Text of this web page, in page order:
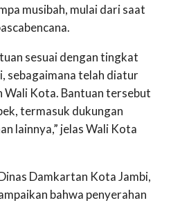
musibah, mulai dari saat
sesuai dengan tingkat
sebagaimana telah diatur
Wali Kota. Bantuan tersebut
termasuk dukungan
lainnya,” jelas Wali Kota
Damkartan Kota Jambi,
bahwa penyerahan